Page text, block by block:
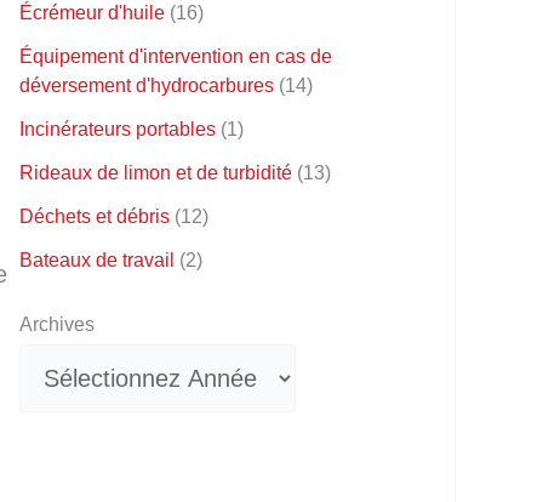
Écrémeur d'huile (16)
Équipement d'intervention en cas de
déversement d'hydrocarbures (14)
Incinérateurs portables (1)
Rideaux de limon et de turbidité (13)
Déchets et débris (12)
Bateaux de travail (2)
Archives